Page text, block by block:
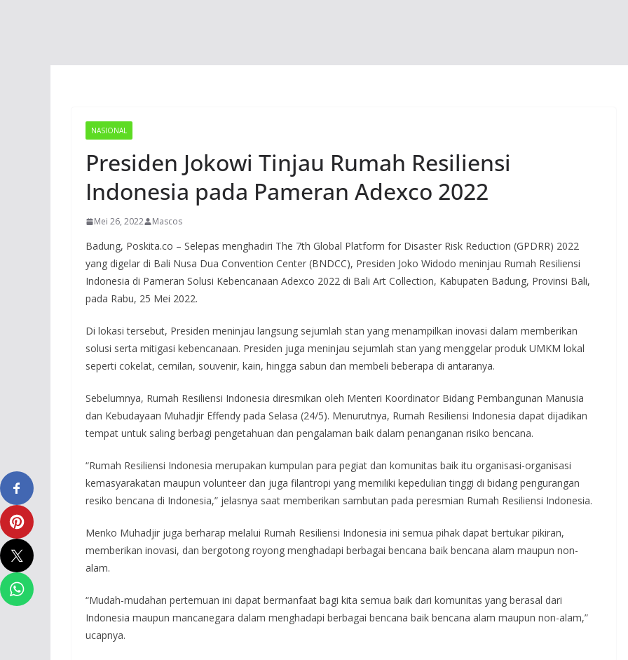
NASIONAL
Presiden Jokowi Tinjau Rumah Resiliensi
Indonesia pada Pameran Adexco 2022
Mei 26, 2022 Mascos
Badung, Poskita.co – Selepas menghadiri The 7th Global Platform for Disaster Risk Reduction (GPDRR) 2022
yang digelar di Bali Nusa Dua Convention Center (BNDCC), Presiden Joko Widodo meninjau Rumah Resiliensi
Indonesia di Pameran Solusi Kebencanaan Adexco 2022 di Bali Art Collection, Kabupaten Badung, Provinsi Bali,
pada Rabu, 25 Mei 2022.
Di lokasi tersebut, Presiden meninjau langsung sejumlah stan yang menampilkan inovasi dalam memberikan
solusi serta mitigasi kebencanaan. Presiden juga meninjau sejumlah stan yang menggelar produk UMKM lokal
seperti cokelat, cemilan, souvenir, kain, hingga sabun dan membeli beberapa di antaranya.
Sebelumnya, Rumah Resiliensi Indonesia diresmikan oleh Menteri Koordinator Bidang Pembangunan Manusia
dan Kebudayaan Muhadjir Effendy pada Selasa (24/5). Menurutnya, Rumah Resiliensi Indonesia dapat dijadikan
tempat untuk saling berbagi pengetahuan dan pengalaman baik dalam penanganan risiko bencana.
“Rumah Resiliensi Indonesia merupakan kumpulan para pegiat dan komunitas baik itu organisasi-organisasi
kemasyarakatan maupun volunteer dan juga filantropi yang memiliki kepedulian tinggi di bidang pengurangan
resiko bencana di Indonesia,” jelasnya saat memberikan sambutan pada peresmian Rumah Resiliensi Indonesia.
Menko Muhadjir juga berharap melalui Rumah Resiliensi Indonesia ini semua pihak dapat bertukar pikiran,
memberikan inovasi, dan bergotong royong menghadapi berbagai bencana baik bencana alam maupun non-
alam.
“Mudah-mudahan pertemuan ini dapat bermanfaat bagi kita semua baik dari komunitas yang berasal dari
Indonesia maupun mancanegara dalam menghadapi berbagai bencana baik bencana alam maupun non-alam,”
ucapnya.